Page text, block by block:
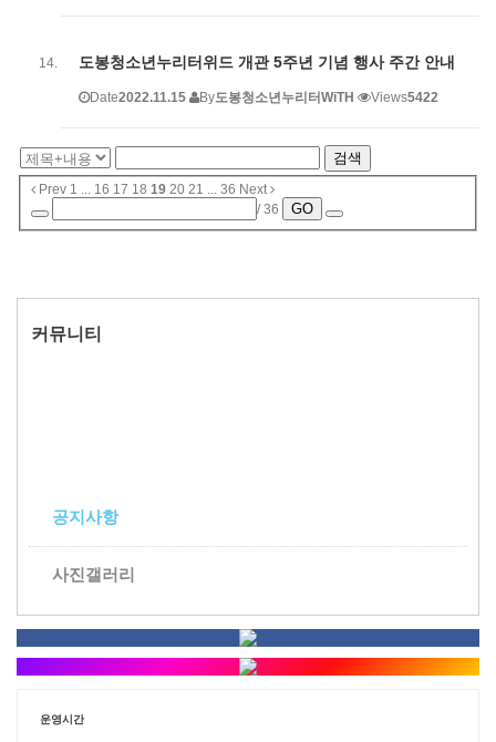
도봉청소년누리터위드 개관 5주년 기념 행사 주간 안내
Date2022.11.15 By도봉청소년누리터WiTH Views5422
검색
Prev 1 ... 16 17 18 19 20 21 ... 36 Next
/ 36
GO
커뮤니티
공지사항
사진갤러리
운영시간